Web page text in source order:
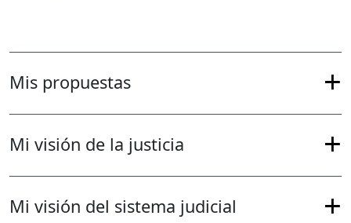
Mis propuestas
Mi visión de la justicia
Mi visión del sistema judicial